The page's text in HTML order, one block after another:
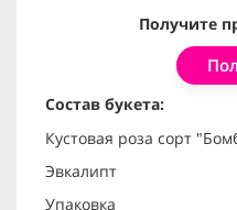
Получите
Состав букета:
Кустовая роза сорт
Эвкалипт
Упаковка